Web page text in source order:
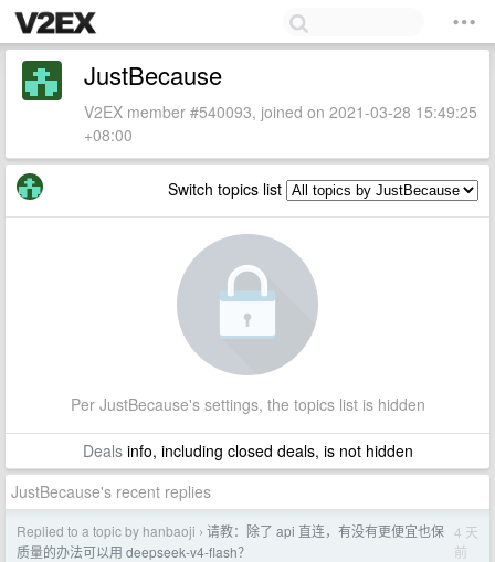
JustBecause
V2EX member #540093, joined on 2021-03-28 15:49:25
+08:00
Switch topics list
Per JustBecause's settings, the topics list is hidden
Dealsinfo, including closed deals, is not hidden
JustBecause's recent replies
Replied to a topic by hanbaoji › 请教：除了 api 直连，有没有更便宜也保
质量的办法可以用 deepseek-v4-flash？
4 天
前